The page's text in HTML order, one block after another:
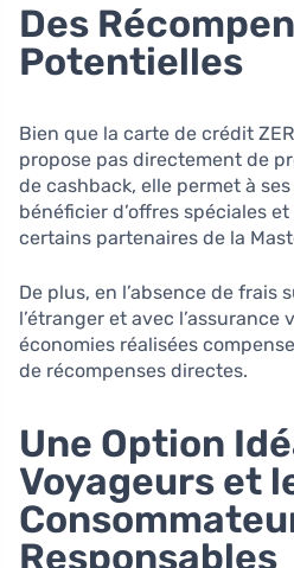
Des
Potentielles
Bien que la carte de crédit
propose pas directement de
de cashback, elle permet à
bénéficier d’offres spéciales
certains partenaires de la
De plus, en l’absence de frais
l’étranger et avec l’assurance
économies réalisées
de récompenses directes.
Une Option
Voyageurs et
Responsables